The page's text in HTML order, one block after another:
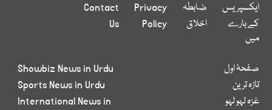
ایکسپریس
کے بارے
میں
ضابطہ
اخلاق
Privacy
Policy
Contact
Us
صفحۂ اول
تازہ ترین
غزہ لہو لہو
Showbiz News in Urdu
Sports News in Urdu
International News in